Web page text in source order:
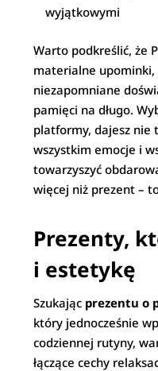
wyjątkowymi
Warto podkreślić, że
materialne upominki,
niezapomniane
pamięci na długo.
platformy, dajesz nie
wszystkim emocje i
towarzyszyć
więcej niż prezent –
Prezenty,
i estetykę
Szukając prezentu o
który jednocześnie
codziennej rutyny,
łączące cechy